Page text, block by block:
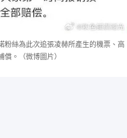
粉絲為此次追張凌赫所產生的機票、高
。（微博圖片）